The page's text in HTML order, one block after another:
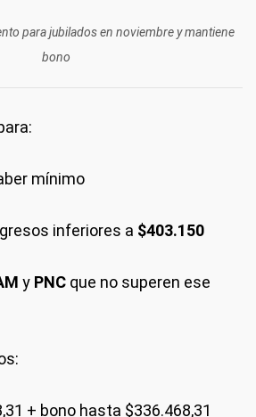
para jubilados en noviembre y mantiene
bono
mínimo
inferiores a $403.150
y PNC que no superen ese
+ bono hasta $336.468,31